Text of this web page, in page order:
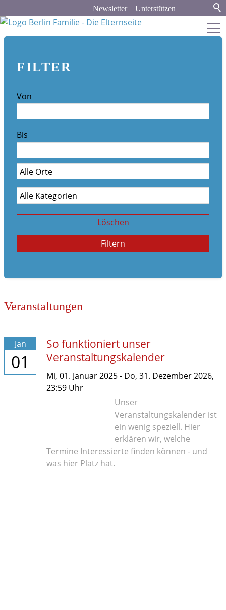
Unterstützen
Newsletter
Werbung und Kooperation
Stadt & Land
Bildung
Politik & Gesellschaft
FILTER
Von
Bis
Löschen
Filtern
Veranstaltungen
Jan
01
So funktioniert unser
Veranstaltungskalender
Mi, 01. Januar 2025- Do, 31. Dezember 2026,
23:59 Uhr
Unser
Veranstaltungskalender ist
ein wenig speziell. Hier
erklären wir, welche
Termine Interessierte finden können - und
was hier Platz hat.